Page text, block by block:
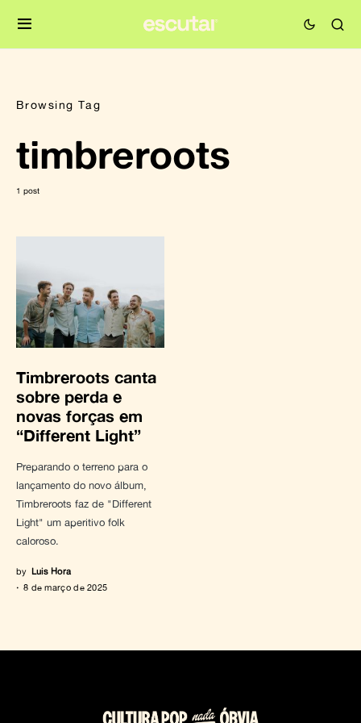
Browsing Tag
timbreroots
1 post
Timbreroots canta
sobre perda e
novas forças em
“Different Light”
Preparando o terreno para o
lançamento do novo álbum,
Timbreroots faz de "Different
Light" um aperitivo folk
caloroso.
by Luis Hora
8 de março de 2025